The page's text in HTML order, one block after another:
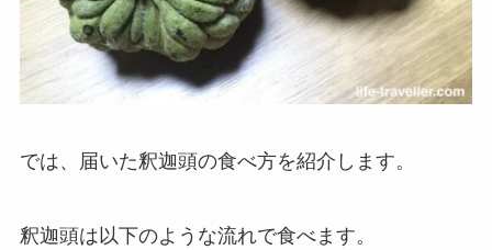
では、届いた釈迦頭の食べ方を紹介します。
釈迦頭は以下のような流れで食べます。